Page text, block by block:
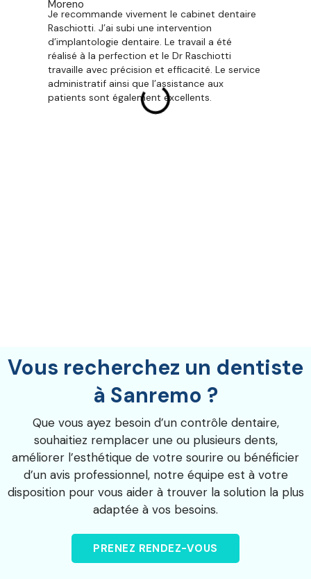
Je recommande vivement le cabinet dentaire
Raschiotti. J’ai subi une intervention
d’implantologie dentaire. Le travail a été
réalisé à la perfection et le Dr Raschiotti
travaille avec précision et efficacité. Le service
administratif ainsi que l’assistance aux
patients sont également excellents.
Vous recherchez un dentiste
à Sanremo ?
Que vous ayez besoin d’un contrôle dentaire,
souhaitiez remplacer une ou plusieurs dents,
améliorer l’esthétique de votre sourire ou bénéficier
d’un avis professionnel, notre équipe est à votre
disposition pour vous aider à trouver la solution la plus
adaptée à vos besoins.
PRENEZ RENDEZ-VOUS